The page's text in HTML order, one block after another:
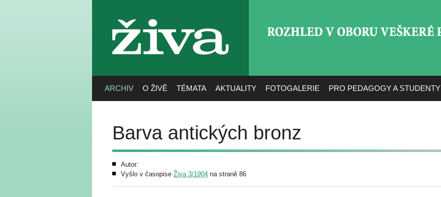
živa
ARCHIV O ŽIVĚ TÉMATA AKTUALITY FOTOGALERIE PRO PEDAGOGY A STUDENTY
Barva antických bronz
Autor:
Vyšlo v časopise Živa 3/1904 na straně 86